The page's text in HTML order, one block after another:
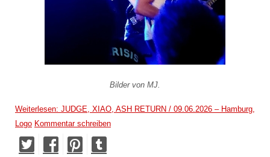
Bilder von MJ.
Weiterlesen: JUDGE, XIAO, ASH RETURN / 09.06.2026 – Hamburg,
Logo Kommentar schreiben